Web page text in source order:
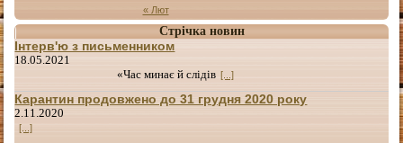
« Лют
Стрічка новин
Інтерв'ю з письменником
18.05.2021
«Час минає й слідів [...]
Карантин продовжено до 31 грудня 2020 року
2.11.2020
[...]